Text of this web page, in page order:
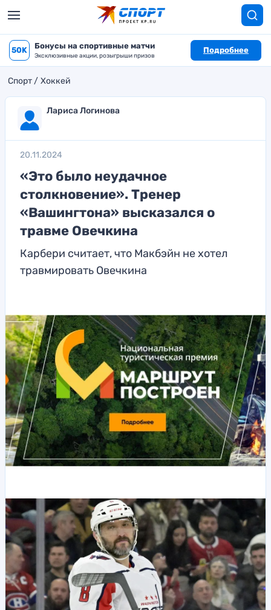
50K Бонусы на спортивные матчи
Эксклюзивные акции, розыгрыши призов
Подробнее
Спорт Хоккей
Лариса Логинова
20.11.2024
«Это было неудачное
столкновение». Тренер
«Вашингтона» высказался о
травме Овечкина
Карбери считает, что Макбэйн не хотел
травмировать Овечкина